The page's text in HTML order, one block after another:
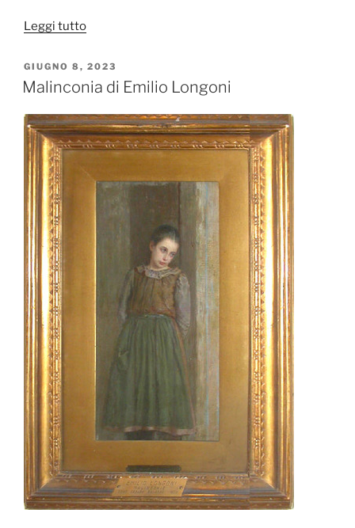
Leggi tutto“Giovane
bionda
di
Segantini”
PUBBLICATO
IL
GIUGNO 8, 2023
Malinconia di Emilio Longoni